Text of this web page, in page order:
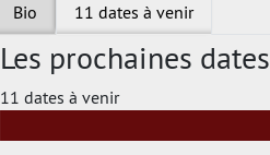
Bio 11 dates à venir
Les prochaines dates
11 dates à venir